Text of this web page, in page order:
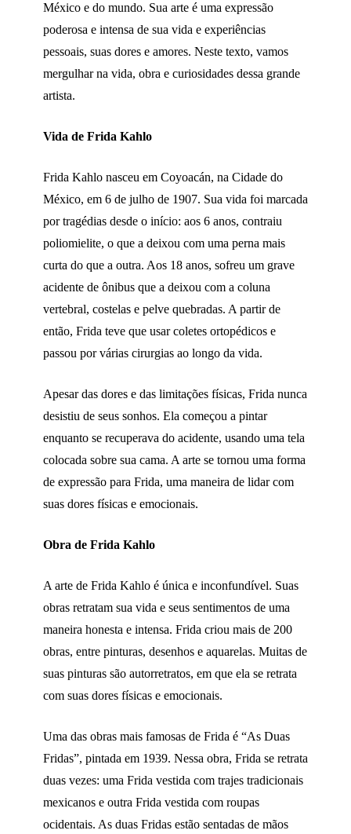
México e do mundo. Sua arte é uma expressão
poderosa e intensa de sua vida e experiências
pessoais, suas dores e amores. Neste texto, vamos
mergulhar na vida, obra e curiosidades dessa grande
artista.
Vida de Frida Kahlo
Frida Kahlo nasceu em Coyoacán, na Cidade do
México, em 6 de julho de 1907. Sua vida foi marcada
por tragédias desde o início: aos 6 anos, contraiu
poliomielite, o que a deixou com uma perna mais
curta do que a outra. Aos 18 anos, sofreu um grave
acidente de ônibus que a deixou com a coluna
vertebral, costelas e pelve quebradas. A partir de
então, Frida teve que usar coletes ortopédicos e
passou por várias cirurgias ao longo da vida.
Apesar das dores e das limitações físicas, Frida nunca
desistiu de seus sonhos. Ela começou a pintar
enquanto se recuperava do acidente, usando uma tela
colocada sobre sua cama. A arte se tornou uma forma
de expressão para Frida, uma maneira de lidar com
suas dores físicas e emocionais.
Obra de Frida Kahlo
A arte de Frida Kahlo é única e inconfundível. Suas
obras retratam sua vida e seus sentimentos de uma
maneira honesta e intensa. Frida criou mais de 200
obras, entre pinturas, desenhos e aquarelas. Muitas de
suas pinturas são autorretratos, em que ela se retrata
com suas dores físicas e emocionais.
Uma das obras mais famosas de Frida é “As Duas
Fridas”, pintada em 1939. Nessa obra, Frida se retrata
duas vezes: uma Frida vestida com trajes tradicionais
mexicanos e outra Frida vestida com roupas
ocidentais. As duas Fridas estão sentadas de mãos